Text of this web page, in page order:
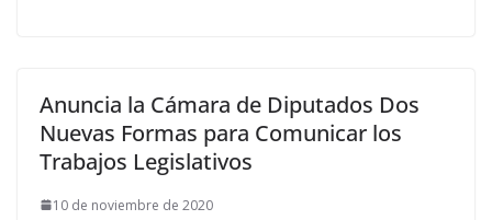
Anuncia la Cámara de Diputados Dos
Nuevas Formas para Comunicar los
Trabajos Legislativos
10 de noviembre de 2020